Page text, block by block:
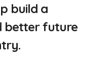
build a
better future